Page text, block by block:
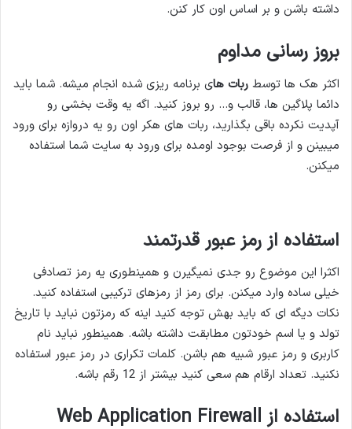
داشته باشن و بر اساس اون کار کنن.
بروز رسانی مداوم
اکثر هک ها توسط ربات های برنامه ریزی شده انجام میشه. شما باید
دائما پلاگین ها، قالب و… رو بروز کنید. اگه یه وقت بخشی رو
آپدیت نکرده باقی بگذارید، ربات های هکر اون رو یه دروازه برای ورود
میبینن و از فرصت بوجود اومده برای ورود به سایت شما استفاده
میکنن.
استفاده از رمز عبور قدرتمند
اکثرا این موضوع رو جدی نمیگیرن و همینطوری یه رمز تصادفی
خیلی ساده وارد میکنن. برای رمز از رمزهای ترکیبی استفاده کنید.
نکات دیگه ای که باید بهش توجه کنید اینه که رمزتون نباید با تاریخ
تولد و یا اسم خودتون مطابقت داشته باشه. همینطور نباید نام
کاربری و رمز عبور شبیه هم باشن. کلمات تکراری در رمز عبور استفاده
نکنید. تعداد ارقام هم سعی کنید بیشتر از 12 رقم باشه.
استفاده از Web Application Firewall